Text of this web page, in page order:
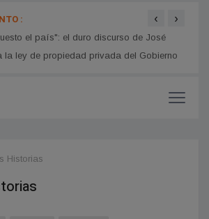
:
la ley de propiedad privada del Gobierno
Garza: la comuna suma un camión con
propios
‹ ›
Historias